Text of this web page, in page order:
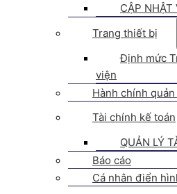
CẬP NHẬT
Trang thiết bị
Định mức
viện
Hành chính
Tài chính kế toán
QUẢN LÝ
Báo cáo
Cá nhân điển